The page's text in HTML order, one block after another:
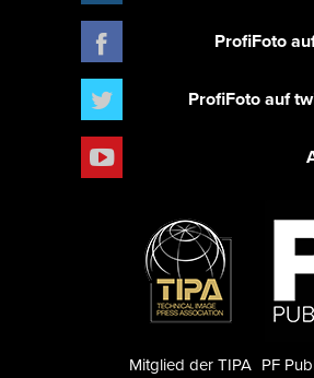
ProfiFoto
ProfiFoto auf
PF
Mitglied der TIPA